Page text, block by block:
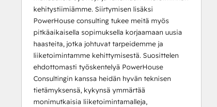
kehitystiimiämme. Siirtymisen lisäksi
PowerHouse consulting tukee meitä myös
pitkäaikaisella sopimuksella korjaamaan uusia
haasteita, jotka johtuvat tarpeidemme ja
liiketoimintamme kehittymisestä. Suosittelen
ehdottomasti työskentelyä PowerHouse
Consultingin kanssa heidän hyvän teknisen
tietämyksensä, kykynsä ymmärtää
monimutkaisia liiketoimintamalleja,